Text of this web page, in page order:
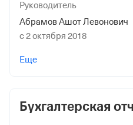
Руководитель
Абрамов Ашот Левонович
с 2 октября 2018
Ананов Сергей
Махмутходжаев Аскар
Еще
Бухгалтерская